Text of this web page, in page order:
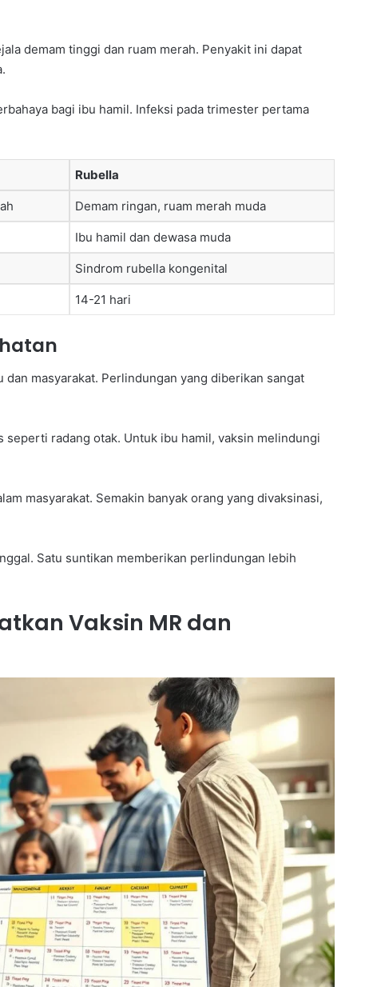
demam tinggi dan ruam merah. Penyakit ini dapat
bagi ibu hamil. Infeksi pada trimester pertama
Rubella
Demam ringan, ruam merah muda
Ibu hamil dan dewasa muda
Sindrom rubella kongenital
14-21 hari
masyarakat. Perlindungan yang diberikan sangat
radang otak. Untuk ibu hamil, vaksin melindungi
masyarakat. Semakin banyak orang yang divaksinasi,
Satu suntikan memberikan perlindungan lebih
Vaksin MR dan